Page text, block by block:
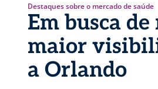
Destaques sobre o mercado de saúde
Em busca
maior
a Orlando